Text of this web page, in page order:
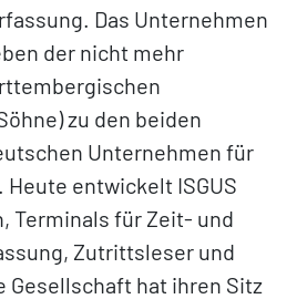
Das Unternehmen
der nicht mehr
zu den beiden
Unternehmen für
entwickelt ISGUS
Terminals für Zeit- und
Zutrittsleser und
Gesellschaft hat ihren Sitz